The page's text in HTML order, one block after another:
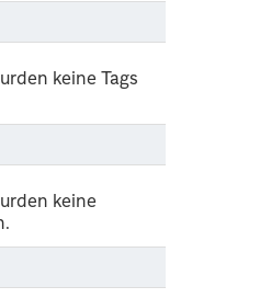
keine Tags
keine